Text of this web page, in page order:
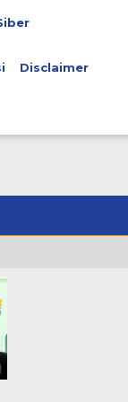
Disclaimer